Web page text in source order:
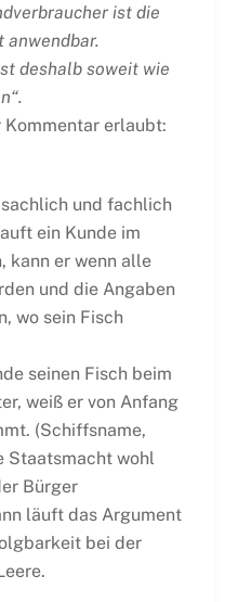
ist die
deshalb soweit wie
erlaubt:
und fachlich
ein Kunde im
kann er wenn alle
und die Angaben
wo sein Fisch
seinen Fisch beim
weiß er von Anfang
(Schiffsname,
Staatsmacht wohl
Bürger
läuft das Argument
bei der